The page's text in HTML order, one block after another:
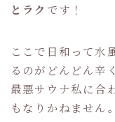
とラク です！
ここで日和って水
るのがどんどん辛
最悪サウナ私に合
もなりかねません。